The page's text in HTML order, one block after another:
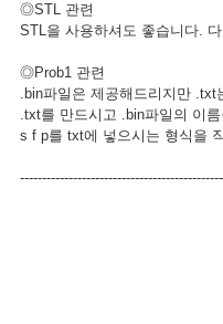
◎STL 관련
STL을 사용하셔도 좋습니다.
◎Prob1 관련
.bin파일은 제공해드리지만 .txt
.txt를 만드시고 .bin파일의 이
s f p를 txt에 넣으시는 형식을